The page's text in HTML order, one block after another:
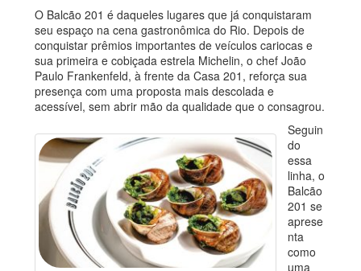
O Balcão 201 é daqueles lugares que já conquistaram
seu espaço na cena gastronômica do Rio. Depois de
conquistar prêmios importantes de veículos cariocas e
sua primeira e cobiçada estrela Michelin, o chef João
Paulo Frankenfeld, à frente da Casa 201, reforça sua
presença com uma proposta mais descolada e
acessível, sem abrir mão da qualidade que o consagrou.
Seguin
do
essa
linha, o
Balcão
201 se
aprese
nta
como
uma